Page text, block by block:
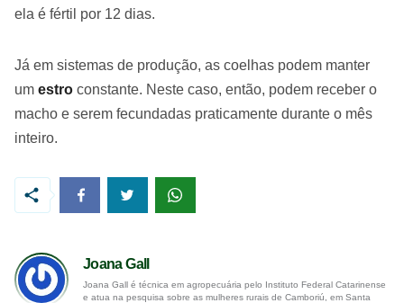
ela é fértil por 12 dias.
Já em sistemas de produção, as coelhas podem manter
um estro constante. Neste caso, então, podem receber o
macho e serem fecundadas praticamente durante o mês
inteiro.
Joana Gall
Joana Gall é técnica em agropecuária pelo Instituto Federal Catarinense
e atua na pesquisa sobre as mulheres rurais de Camboriú, em Santa